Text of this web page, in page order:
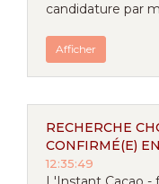
candidature par
Afficher
RECHERCHE
CONFIRMÉ(E)
12:35:49